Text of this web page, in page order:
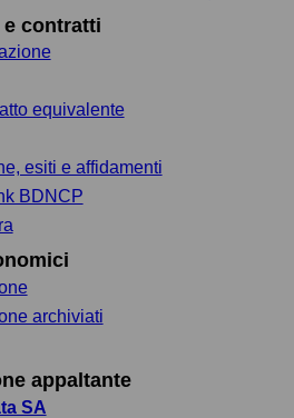
contratti
equivalente
esiti e affidamenti
BDNCP
archiviati
appaltante
SA